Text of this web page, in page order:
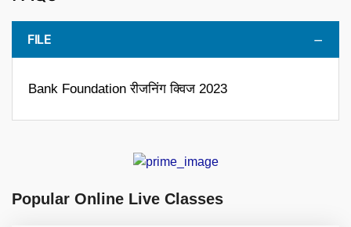
FILE
Bank Foundation रीजनिंग क्विज 2023
Popular Online Live Classes